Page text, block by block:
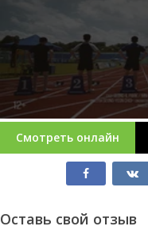
Смотреть онлайн
Оставь свой отзыв